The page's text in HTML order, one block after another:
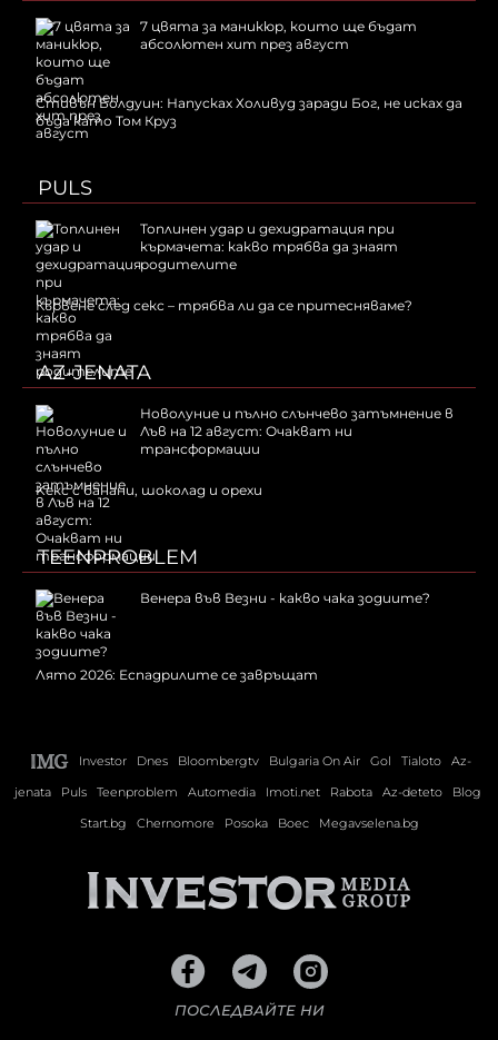
7 цвята за маникюр, които ще бъдат
абсолютен хит през август
Стивън Болдуин: Напусках Холивуд заради Бог, не исках да
бъда като Том Круз
PULS
Топлинен удар и дехидратация при
кърмачета: какво трябва да знаят
родителите
Кървене след секс – трябва ли да се притесняваме?
AZ-JENATA
Новолуние и пълно слънчево затъмнение в
Лъв на 12 август: Очакват ни
трансформации
Kекс с банани, шоколад и орехи
TEENPROBLEM
Венера във Везни - какво чака зодиите?
Лято 2026: Еспадрилите се завръщат
Investor Dnes Bloombergtv Bulgaria On Air Gol Tialoto
Az-
jenata
Puls Teenproblem Automedia Imoti.net Rabota Az-deteto
Blog
Start.bg
Chernomore Posoka Boec Megavselena.bg
ПОСЛЕДВАЙТЕ НИ